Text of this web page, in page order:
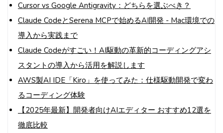
Cursor vs Google Antigravity：どちらを選ぶべき？
Claude CodeとSerena MCPで始めるAI開発 - Mac環境での
導入から実践まで
Claude Codeがすごい！AI駆動の革新的コーディングアシ
スタントの導入から活用を解説します
AWS製AI IDE「Kiro」を使ってみた：仕様駆動開発で変わ
るコーディング体験
【2025年最新】開発者向けAIエディター おすすめ12選を
徹底比較